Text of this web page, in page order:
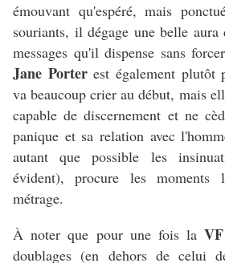
émouvant qu'espéré, mais
souriants, il dégage une belle
messages qu'il dispense sans
Jane Porterest également plutôt
va beaucoup crier au début, mais
capable de discernement et ne
panique et sa relation avec
autant que possible les
évident), procure les moments
métrage.
À noter que pour une fois la
doublages (en dehors de celui